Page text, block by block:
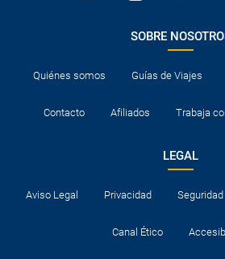
SOBRE
Quiénes somos Guías de Viajes
Contacto Afiliados Trabaja
LEGAL
Aviso Legal Privacidad Seguridad
Canal Ético